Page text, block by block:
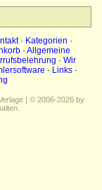
· Kategorien ·
· Allgemeine
· Wir
· Links ·
| © 2006-2026 by